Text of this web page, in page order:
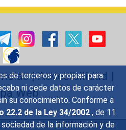
de terceros y propias para
ni cede datos de carácter
su conocimiento. Conforme a
22.2 de la Ley 34/2002 , de 11
de la información y de
|Accesibilidad |
Web